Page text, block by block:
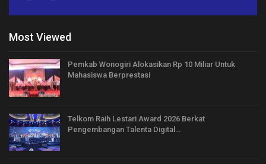
Most Viewed
Pemkab Wonogiri Alokasikan Rp 10 Miliar Untuk
Mahasiswa Berprestasi
Telkom Raih Lestari Award 2026 Berkat
Pengembangan Talenta Digital…